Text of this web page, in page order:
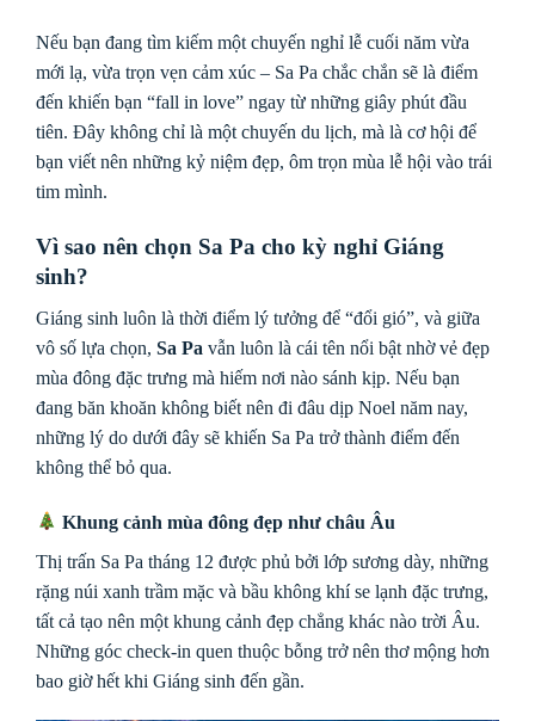
Nếu bạn đang tìm kiếm một chuyến nghỉ lễ cuối năm vừa
mới lạ, vừa trọn vẹn cảm xúc – Sa Pa chắc chắn sẽ là điểm
đến khiến bạn “fall in love” ngay từ những giây phút đầu
tiên. Đây không chỉ là một chuyến du lịch, mà là cơ hội để
bạn viết nên những kỷ niệm đẹp, ôm trọn mùa lễ hội vào trái
tim mình.
Vì sao nên chọn Sa Pa cho kỳ nghỉ Giáng
sinh?
Giáng sinh luôn là thời điểm lý tưởng để “đổi gió”, và giữa
vô số lựa chọn, Sa Pa vẫn luôn là cái tên nổi bật nhờ vẻ đẹp
mùa đông đặc trưng mà hiếm nơi nào sánh kịp. Nếu bạn
đang băn khoăn không biết nên đi đâu dịp Noel năm nay,
những lý do dưới đây sẽ khiến Sa Pa trở thành điểm đến
không thể bỏ qua.
Khung cảnh mùa đông đẹp như châu Âu
Thị trấn Sa Pa tháng 12 được phủ bởi lớp sương dày, những
rặng núi xanh trầm mặc và bầu không khí se lạnh đặc trưng,
tất cả tạo nên một khung cảnh đẹp chẳng khác nào trời Âu.
Những góc check-in quen thuộc bỗng trở nên thơ mộng hơn
bao giờ hết khi Giáng sinh đến gần.